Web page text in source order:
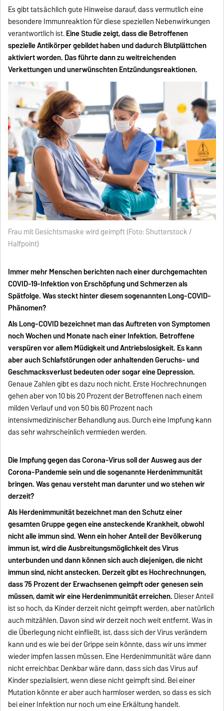
Es gibt tatsächlich gute Hinweise darauf, dass vermutlich eine
besondere Immunreaktion für diese speziellen Nebenwirkungen
verantwortlich ist.Eine Studie zeigt, dass die Betroffenen
spezielle Antikörper gebildet haben und dadurch Blutplättchen
aktiviert worden. Das führte dann zu weitreichenden
Verkettungen und unerwünschten Entzündungsreaktionen.
Frau mit Gesichtsmaske wird geimpft (Foto: Shutterstock /
Halfpoint)
Immer mehr Menschen berichten nach einer durchgemachten
COVID-19-Infektion von Erschöpfung und Schmerzen als
Spätfolge. Was steckt hinter diesem sogenannten Long-COVID-
Phänomen?
Als Long-COVID bezeichnet man das Auftreten von Symptomen
noch Wochen und Monate nach einer Infektion. Betroffene
verspüren vor allem Müdigkeit und Antriebslosigkeit. Es kann
aber auch Schlafstörungen oder anhaltenden Geruchs- und
Geschmacksverlust bedeuten oder sogar eine Depression.
Genaue Zahlen gibt es dazu noch nicht. Erste Hochrechnungen
gehen aber von 10 bis 20 Prozent der Betroffenen nach einem
milden Verlauf und von 50 bis 60 Prozent nach
intensivmedizinischer Behandlung aus. Durch eine Impfung kann
das sehr wahrscheinlich vermieden werden.
Die Impfung gegen das Corona-Virus soll der Ausweg aus der
Corona-Pandemie sein und die sogenannte Herdenimmunität
bringen. Was genau versteht man darunter und wo stehen wir
derzeit?
Als Herdenimmunität bezeichnet man den Schutz einer
gesamten Gruppe gegen eine ansteckende Krankheit, obwohl
nicht alle immun sind. Wenn ein hoher Anteil der Bevölkerung
immun ist, wird die Ausbreitungsmöglichkeit des Virus
unterbunden und dann können sich auch diejenigen, die nicht
immun sind, nicht anstecken. Derzeit gibt es Hochrechnungen,
dass 75 Prozent der Erwachsenen geimpft oder genesen sein
müssen, damit wir eine Herdenimmunität erreichen. Dieser Anteil
ist so hoch, da Kinder derzeit nicht geimpft werden, aber natürlich
auch mitzählen. Davon sind wir derzeit noch weit entfernt. Was in
die Überlegung nicht einfließt, ist, dass sich der Virus verändern
kann und es wie bei der Grippe sein könnte, dass wir uns immer
wieder impfen lassen müssen. Eine Herdenimmunität wäre dann
nicht erreichbar. Denkbar wäre dann, dass sich das Virus auf
Kinder spezialisiert, wenn diese nicht geimpft sind. Bei einer
Mutation könnte er aber auch harmloser werden, so dass es sich
bei einer Infektion nur noch um eine Erkältung handelt.